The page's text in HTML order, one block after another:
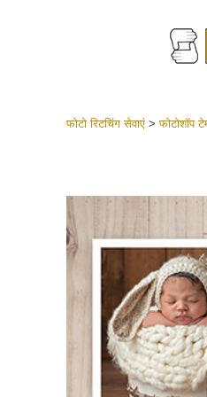
फोटो रिटचिंग सेवाएं>फोटोशॉप